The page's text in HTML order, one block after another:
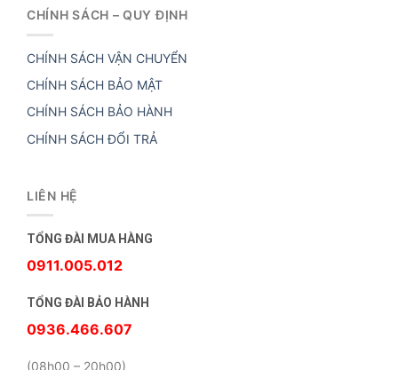
CHÍNH SÁCH – QUY ĐỊNH
CHÍNH SÁCH VẬN CHUYỂN
CHÍNH SÁCH BẢO MẬT
CHÍNH SÁCH BẢO HÀNH
CHÍNH SÁCH ĐỔI TRẢ
LIÊN HỆ
TỔNG ĐÀI MUA HÀNG
0911.005.012
TỔNG ĐÀI BẢO HÀNH
0936.466.607
(08h00 – 20h00)